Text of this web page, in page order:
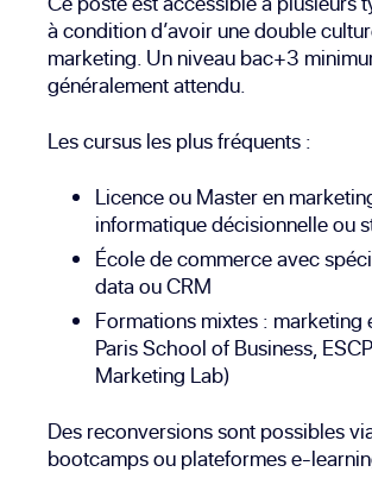
à condition d’avoir une double
marketing. Un niveau bac+3
généralement attendu.
Les cursus les plus fréquents :
Licence ou Master en
informatique décisionnelle ou
École de commerce avec
data ou CRM
Formations mixtes : marketing
Paris School of Business,
Marketing Lab)
Des reconversions sont possibles
bootcamps ou plateformes e-